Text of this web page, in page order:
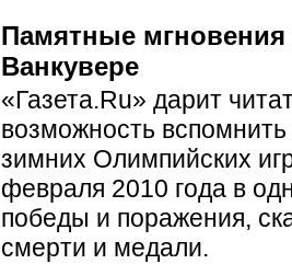
Памятные
Ванкувере
«Газета.Ru» дарит
возможность
зимних Олимпийских
февраля 2010 года в
победы и поражения,
смерти и медали.